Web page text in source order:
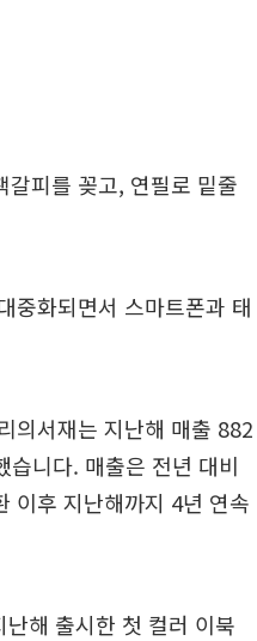
피를 꽂고, 연필로 밑줄
중화되면서 스마트폰과 태
의서재는 지난해 매출 882
니다. 매출은 전년 대비
이후 지난해까지 4년 연속
해 출시한 첫 컬러 이북